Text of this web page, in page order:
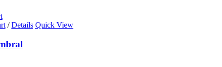
/ Details Quick View